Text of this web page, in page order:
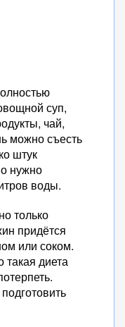
суп,
чай,
можно съесть
штук
нужно
воды.
только
придётся
или соком.
такая диета